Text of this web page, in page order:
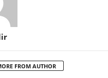
FROM AUTHOR